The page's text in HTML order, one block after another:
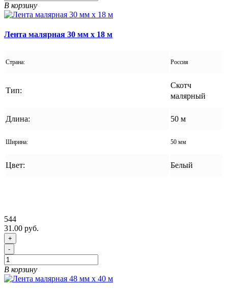
В корзину
Лента малярная 30 мм x 18 м
Страна: Россия
Тип:
Скотч
малярный
Длина: 50 м
Ширина: 50 мм
Цвет: Белый
544
31.00 руб.
+
-
В корзину